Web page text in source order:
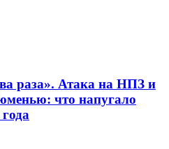
раза». Атака на НПЗ и
что напугало